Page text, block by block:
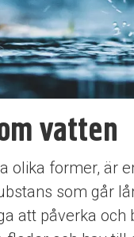
vatten
olika former, är
som går
att påverka